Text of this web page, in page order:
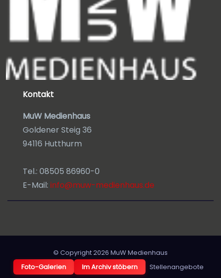
Kontakt
MuW Medienhaus
Goldener Steig 36
94116 Hutthurm
Tel.: 08505 86960-0
E-Mail: info@muw-medienhaus.de
© Copyright 2026 MuW Medienhaus
Foto-Galerien
Im Archiv stöbern Stellenangebote